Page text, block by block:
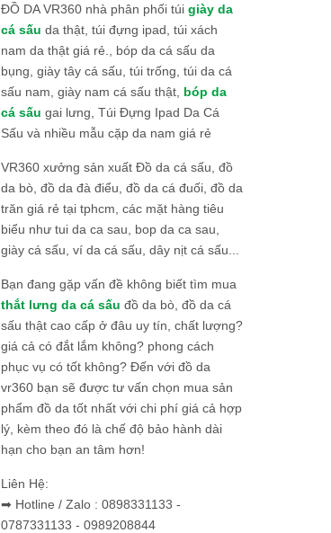
ĐỒ DA VR360 nhà phân phối túi giày da
cá sấu da thật, túi đựng ipad, túi xách
nam da thật giá rẻ., bóp da cá sấu da
bụng, giày tây cá sấu, túi trống, túi da cá
sấu nam, giày nam cá sấu thật, bóp da
cá sấu gai lưng, Túi Đựng Ipad Da Cá
Sấu và nhiều mẫu cặp da nam giá rẻ
VR360 xưởng sản xuất Đồ da cá sấu, đồ
da bò, đồ da đà điểu, đồ da cá đuối, đồ da
trăn giá rẻ tại tphcm, các mặt hàng tiêu
biểu như tui da ca sau, bop da ca sau,
giày cá sấu, ví da cá sấu, dây nịt cá sấu...
Bạn đang gặp vấn đề không biết tìm mua
thắt lưng da cá sấu đồ da bò, đồ da cá
sấu thật cao cấp ở đâu uy tín, chất lượng?
giá cả có đắt lắm không? phong cách
phục vụ có tốt không? Đến với đồ da
vr360 bạn sẽ được tư vấn chọn mua sản
phẩm đồ da tốt nhất với chi phí giá cả hợp
lý, kèm theo đó là chế độ bảo hành dài
hạn cho bạn an tâm hơn!
Liên Hệ:
➡ Hotline / Zalo : 0898331133 -
0787331133 - 0989208844